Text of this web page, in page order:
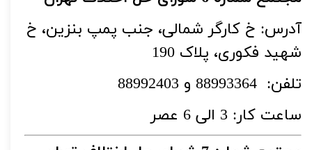
آدرس: خ کارگر شمالی، جنب پمپ بنزین، خ
شهید فکوری، پلاک 190
تلفن: 88993364 و 88992403
ساعت کار: 3 الی 6 عصر